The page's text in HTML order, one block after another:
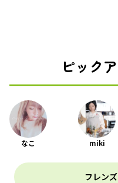
ピック
なこ miki
フレン